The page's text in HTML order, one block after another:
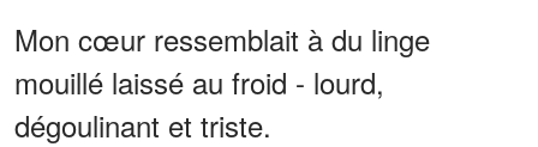
Mon cœur ressemblait à du linge
mouillé laissé au froid - lourd,
dégoulinant et triste.